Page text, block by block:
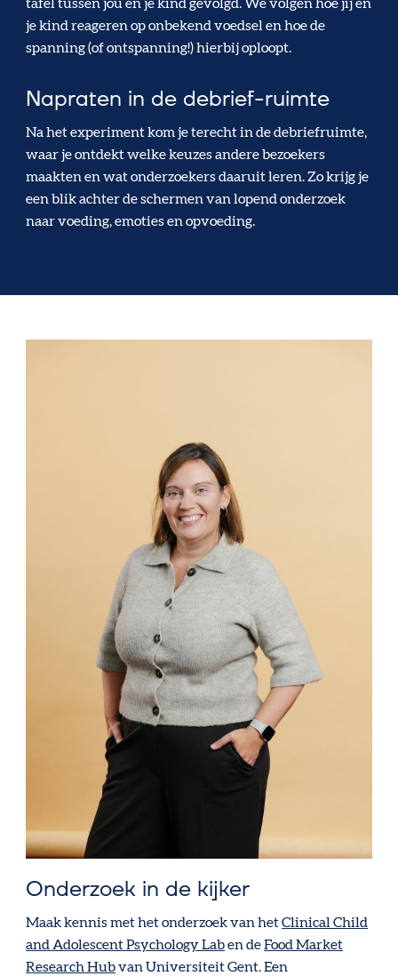
tafel tussen jou en je kind gevolgd. We volgen hoe jij en
je kind reageren op onbekend voedsel en hoe de
spanning (of ontspanning!) hierbij oploopt.
Napraten in de debrief-ruimte
Na het experiment kom je terecht in de debriefruimte,
waar je ontdekt welke keuzes andere bezoekers
maakten en wat onderzoekers daaruit leren. Zo krijg je
een blik achter de schermen van lopend onderzoek
naar voeding, emoties en opvoeding.
Onderzoek in de kijker
Maak kennis met het onderzoek van hetClinical Child
and Adolescent Psychology Laben deFood Market
Research Hubvan Universiteit Gent. Een